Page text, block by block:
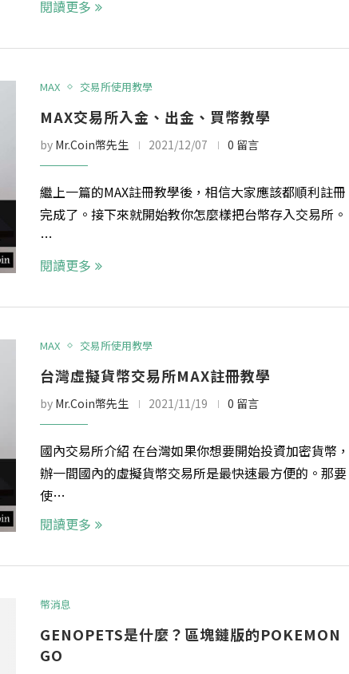
閱讀更多
MAX 交易所使用教學
MAX交易所入金、出金、買幣教學
by Mr.Coin幣先生 2021/12/07 0 留言
繼上一篇的MAX註冊教學後，相信大家應該都順利註冊
完成了。接下來就開始教你怎麼樣把台幣存入交易所。
…
閱讀更多
MAX 交易所使用教學
台灣虛擬貨幣交易所MAX註冊教學
by Mr.Coin幣先生 2021/11/19 0 留言
國內交易所介紹 在台灣如果你想要開始投資加密貨幣，
辦一間國內的虛擬貨幣交易所是最快速最方便的。那要
使…
閱讀更多
幣消息
GENOPETS是什麼？區塊鏈版的POKEMON
GO